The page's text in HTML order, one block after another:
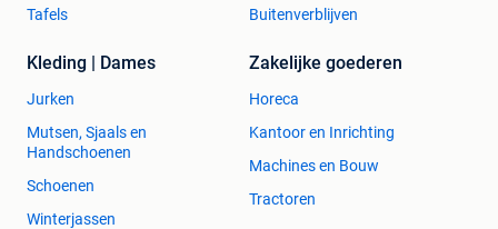
Tafels
Buitenverblijven
Kleding | Dames
Jurken
Mutsen, Sjaals en
Handschoenen
Schoenen
Winterjassen
Zakelijke goederen
Horeca
Kantoor en Inrichting
Machines en Bouw
Tractoren